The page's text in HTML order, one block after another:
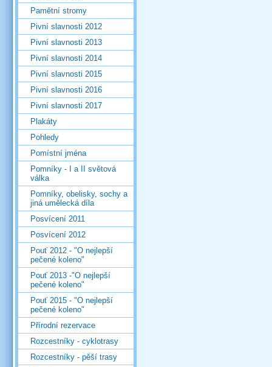
Pamětní stromy
Pivní slavnosti 2012
Pivní slavnosti 2013
Pivní slavnosti 2014
Pivní slavnosti 2015
Pivní slavnosti 2016
Pivní slavnosti 2017
Plakáty
Pohledy
Pomístní jména
Pomníky - I a II světová
válka
Pomníky, obelisky, sochy a
jiná umělecká díla
Posvícení 2011
Posvícení 2012
Pouť 2012 - "O nejlepší
pečené koleno"
Pouť 2013 -"O nejlepší
pečené koleno"
Pouť 2015 - "O nejlepší
pečené koleno"
Přírodní rezervace
Rozcestníky - cyklotrasy
Rozcestníky - pěší trasy